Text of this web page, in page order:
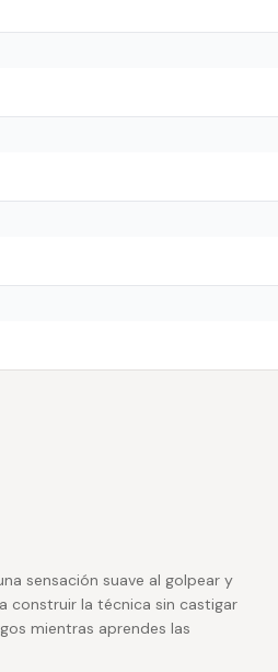
sensación suave al golpear y
construir la técnica sin castigar
mientras aprendes las